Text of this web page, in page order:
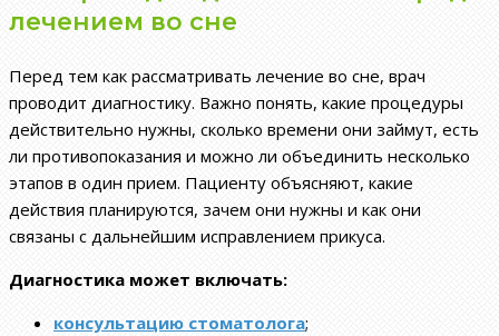
лечением во сне
Перед тем как рассматривать лечение во сне, врач
проводит диагностику. Важно понять, какие процедуры
действительно нужны, сколько времени они займут, есть
ли противопоказания и можно ли объединить несколько
этапов в один прием. Пациенту объясняют, какие
действия планируются, зачем они нужны и как они
связаны с дальнейшим исправлением прикуса.
Диагностика может включать:
консультацию стоматолога;